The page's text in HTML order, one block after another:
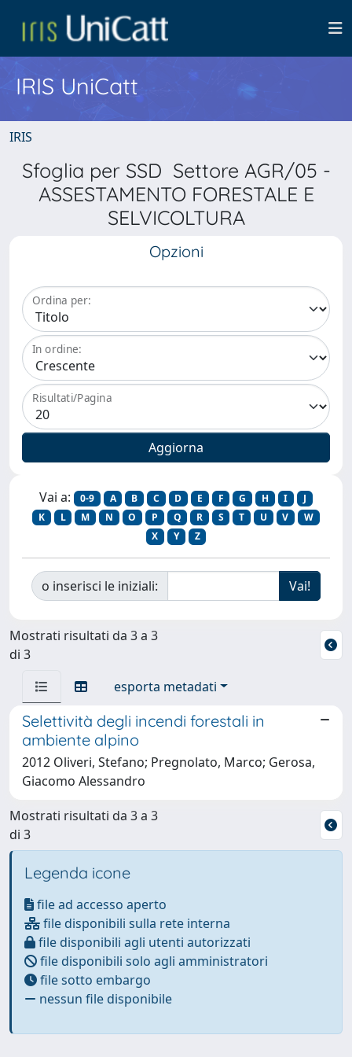
IRIS UniCatt
IRIS
Sfoglia per SSD Settore AGR/05 -
ASSESTAMENTO FORESTALE E
SELVICOLTURA
Opzioni
Ordina per:
In ordine:
Risultati/Pagina
Vai a: 0-9 A B C D E F G H I
J
K
L M N O P Q R S T U V
W
X
Y Z
o inserisci le iniziali:
Mostrati risultati da 3 a 3
di 3
esporta metadati
Selettività degli incendi forestali in
ambiente alpino
2012 Oliveri, Stefano; Pregnolato, Marco; Gerosa,
Giacomo Alessandro
Mostrati risultati da 3 a 3
di 3
Legenda icone
file ad accesso aperto
file disponibili sulla rete interna
file disponibili agli utenti autorizzati
file disponibili solo agli amministratori
file sotto embargo
nessun file disponibile